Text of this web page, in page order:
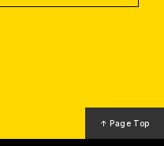
↑ Page Top